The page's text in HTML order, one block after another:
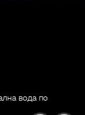
вода по